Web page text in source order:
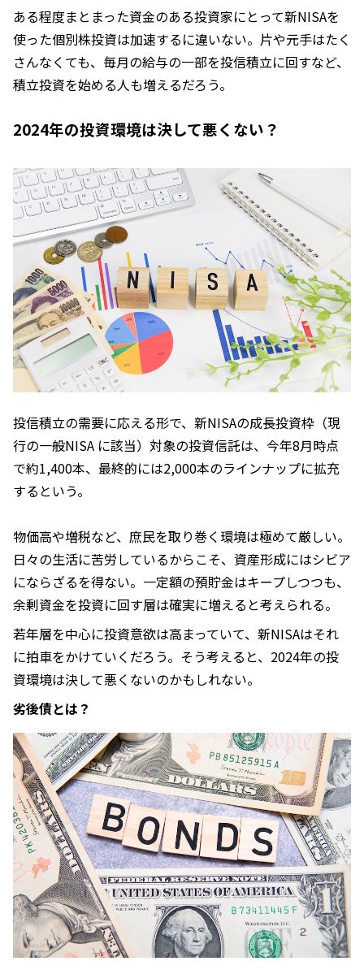
ある程度まとまった資金のある投資家にとって新NISAを
使った個別株投資は加速するに違いない。片や元手はたく
さんなくても、毎月の給与の一部を投信積立に回すなど、
積立投資を始める人も増えるだろう。
2024年の投資環境は決して悪くない？
投信積立の需要に応える形で、新NISAの成長投資枠（現
行の一般NISA に該当）対象の投資信託は、今年8月時点
で約1,400本、最終的には2,000本のラインナップに拡充
するという。
物価高や増税など、庶民を取り巻く環境は極めて厳しい。
日々の生活に苦労しているからこそ、資産形成にはシビア
にならざるを得ない。一定額の預貯金はキープしつつも、
余剰資金を投資に回す層は確実に増えると考えられる。
若年層を中心に投資意欲は高まっていて、新NISAはそれ
に拍車をかけていくだろう。そう考えると、2024年の投
資環境は決して悪くないのかもしれない。
劣後債とは？